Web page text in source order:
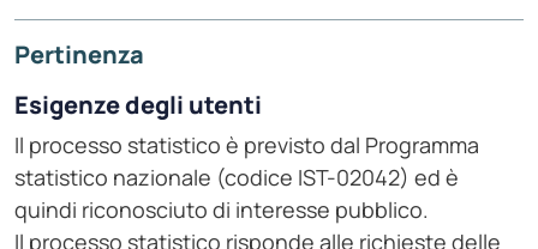
Pertinenza
Esigenze degli utenti
Il processo statistico è previsto dal Programma
statistico nazionale (codice IST-02042) ed è
quindi riconosciuto di interesse pubblico.
Il processo statistico risponde alle richieste delle